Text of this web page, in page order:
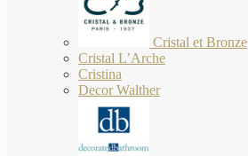
Cristal et Bronze
Cristal L’Arche
Cristina
Decor Walther